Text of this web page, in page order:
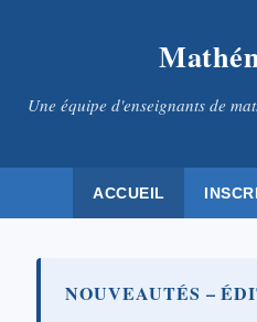
Une équipe d'enseignants de
ACCUEIL
NOUVEAUTÉS –